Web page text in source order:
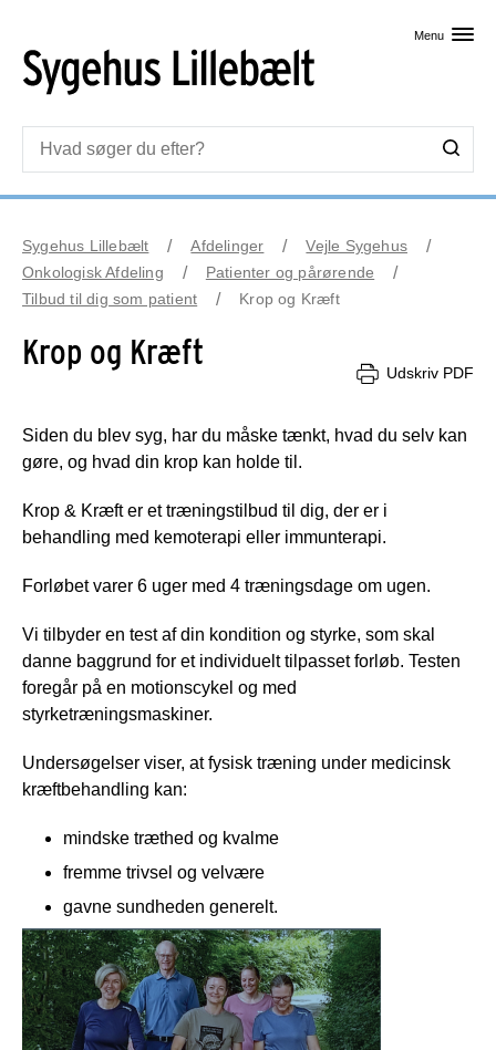
Menu
Sygehus Lillebælt Afdelinger
Vejle Sygehus
Onkologisk Afdeling
Patienter og pårørende
Tilbud til dig som patient
Krop og Kræft
Krop og Kræft
Udskriv PDF
Siden du blev syg, har du måske tænkt, hvad du selv kan
gøre, og hvad din krop kan holde til.
Krop & Kræft er et træningstilbud til dig, der er i
behandling med kemoterapi eller immunterapi.
Forløbet varer 6 uger med 4 træningsdage om ugen.
Vi tilbyder en test af din kondition og styrke, som skal
danne baggrund for et individuelt tilpasset forløb. Testen
foregår på en motionscykel og med
styrketræningsmaskiner.
Undersøgelser viser, at fysisk træning under medicinsk
kræftbehandling kan:
mindske træthed og kvalme
fremme trivsel og velvære
gavne sundheden generelt.